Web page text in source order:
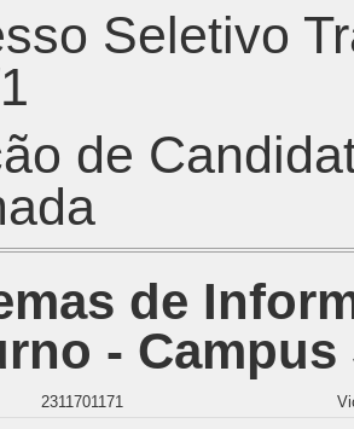
Seletivo
de
de
- Campus
2311701171